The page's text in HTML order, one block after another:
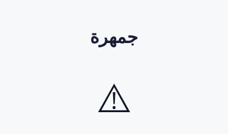
جمهرة
⚠️